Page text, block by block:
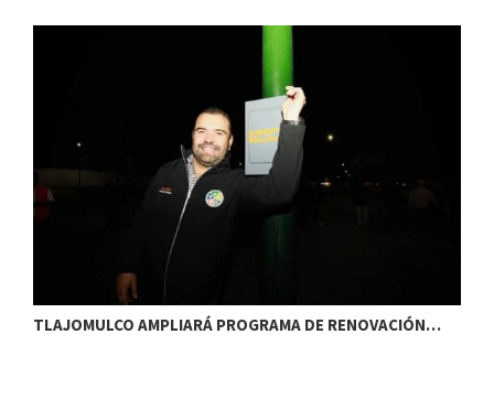
TLAJOMULCO AMPLIARÁ PROGRAMA DE RENOVACIÓN…